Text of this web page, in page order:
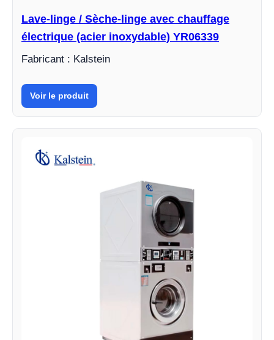
Lave-linge / Sèche-linge avec chauffage
électrique (acier inoxydable) YR06339
Fabricant : Kalstein
Voir le produit